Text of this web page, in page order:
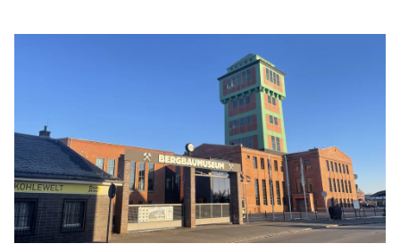
Betrieb
(funktionale
Cookies),
sowie
solche,
die
lediglich